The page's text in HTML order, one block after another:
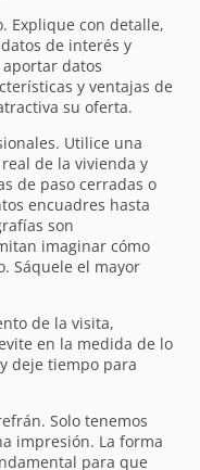
Explique con detalle,
de interés y
datos
y ventajas de
su oferta.
Utilice una
de la vivienda y
de paso cerradas o
encuadres hasta
son
imaginar cómo
Sáquele el mayor
de la visita,
en la medida de lo
deje tiempo para
Solo tenemos
impresión. La forma
para que